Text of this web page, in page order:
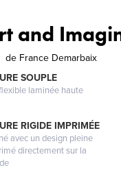
and
de France Demarbaix
SOUPLE
laminée haute
RIGIDE IMPRIMÉE
avec un design pleine
directement sur la